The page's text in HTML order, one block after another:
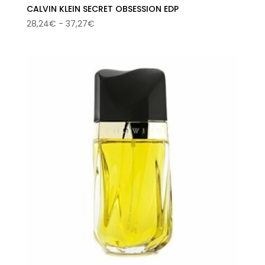
CALVIN KLEIN SECRET OBSESSION EDP
28,24€ - 37,27€Rango
28,24€